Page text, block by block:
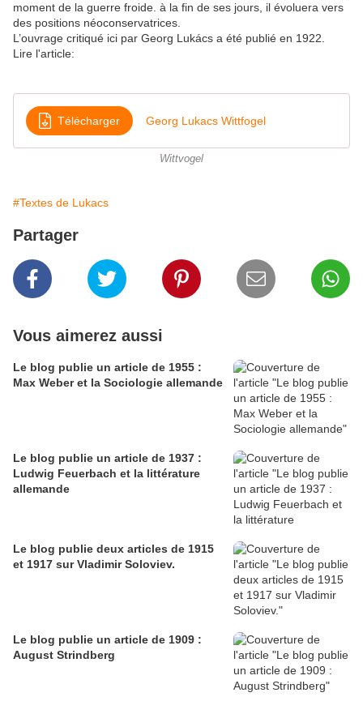
moment de la guerre froide. à la fin de ses jours, il évoluera vers
des positions néoconservatrices.
L’ouvrage critiqué ici par Georg Lukács a été publié en 1922.
Lire l'article:
Télécharger Georg Lukacs Wittfogel
Wittvogel
#Textes de Lukacs
Partager
Vous aimerez aussi
Le blog publie un article de 1955 :
Max Weber et la Sociologie allemande
Le blog publie un article de 1937 :
Ludwig Feuerbach et la littérature
allemande
Le blog publie deux articles de 1915
et 1917 sur Vladimir Soloviev.
Le blog publie un article de 1909 :
August Strindberg